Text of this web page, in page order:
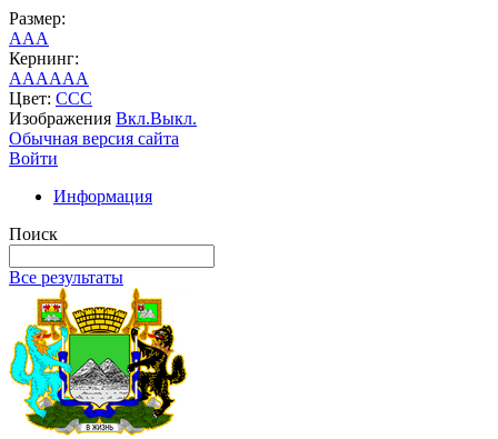
Размер:
AAA
Кернинг:
AAAAAA
Цвет: CCC
Изображения Вкл.Выкл.
Обычная версия сайта
Войти
Информация
Поиск
Все результаты